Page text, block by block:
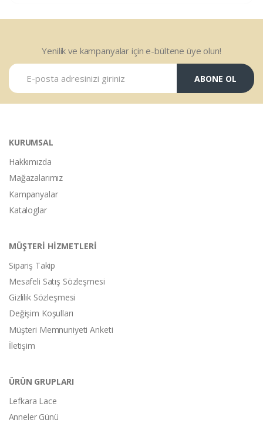
Yenilik ve kampanyalar için e-bültene üye olun!
ABONE OL
KURUMSAL
Hakkımızda
Mağazalarımız
Kampanyalar
Kataloglar
MÜŞTERİ HİZMETLERİ
Sipariş Takip
Mesafeli Satış Sözleşmesi
Gizlilik Sözleşmesi
Değişim Koşulları
Müşteri Memnuniyeti Anketi
İletişim
ÜRÜN GRUPLARI
Lefkara Lace
Anneler Günü